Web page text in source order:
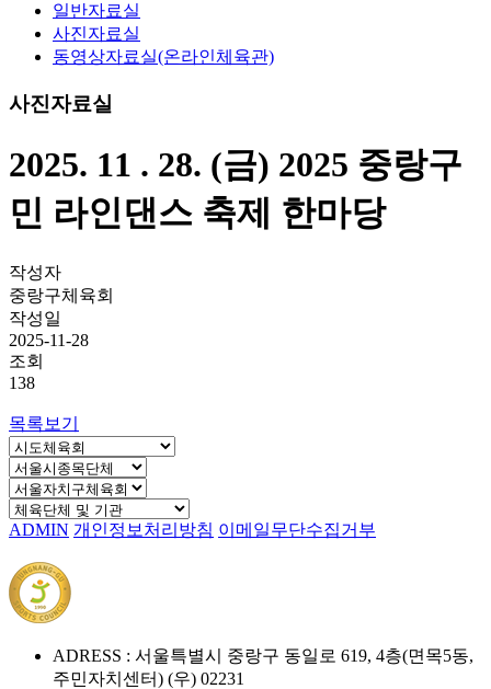
일반자료실
사진자료실
동영상자료실(온라인체육관)
사진자료실
2025. 11 . 28. (금) 2025 중랑구
민 라인댄스 축제 한마당
작성자
중랑구체육회
작성일
2025-11-28
조회
138
목록보기
ADMIN 개인정보처리방침 이메일무단수집거부
ADRESS : 서울특별시 중랑구 동일로 619, 4층(면목5동,
주민자치센터) (우) 02231